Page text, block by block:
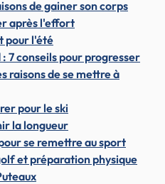
de gainer son corps
après l'effort
pour l'été
7 conseils pour progresser
raisons de se mettre à
pour le ski
la longueur
se remettre au sport
et préparation physique